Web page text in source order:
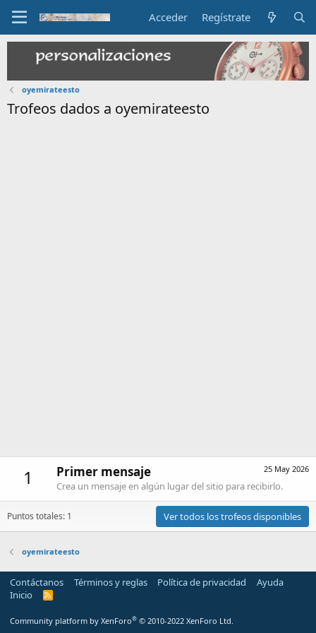
Acceder Regístrate
oyemirateesto
Trofeos dados a oyemirateesto
1 25 May 2026
Primer mensaje
Crea un mensaje en algún lugar del sitio para recibirlo.
Puntos totales: 1 Ver todos los trofeos disponibles
oyemirateesto
Contáctanos Términos y reglas Política de privacidad
Ayuda
Inicio
R
Community platform by XenForo® © 2010-2022 XenForo Ltd.